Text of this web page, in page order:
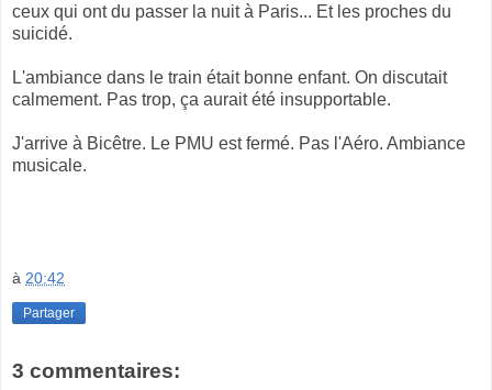
ceux qui ont du passer la nuit à Paris... Et les proches du
suicidé.
L'ambiance dans le train était bonne enfant. On discutait
calmement. Pas trop, ça aurait été insupportable.
J'arrive à Bicêtre. Le PMU est fermé. Pas l'Aéro. Ambiance
musicale.
à 20:42
Partager
3 commentaires: